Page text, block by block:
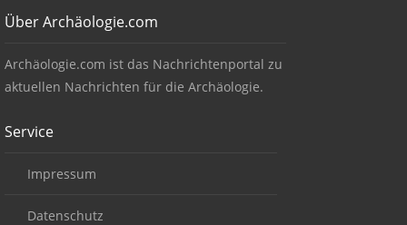
Über Archäologie.com
Über Archäologie.com
Archäologie.com ist das Nachrichtenportal zu
aktuellen Nachrichten für die Archäologie.
Service
Impressum
Datenschutz